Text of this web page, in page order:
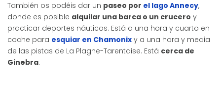
También os podéis dar un paseo por el lago Annecy,
donde es posible alquilar una barca o un crucero y
practicar deportes náuticos. Está a una hora y cuarto en
coche para esquiar en Chamonix y a una hora y media
de las pistas de La Plagne-Tarentaise. Está cerca de
Ginebra.